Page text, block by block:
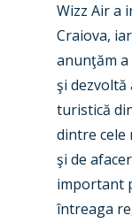
Wizz Air a
Craiova,
anunţăm a
şi dezvoltă
turistică
dintre cele
şi de
important
întreaga